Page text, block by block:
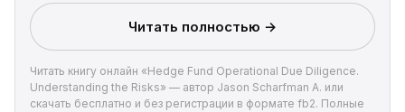
nesting, and vaporware, Hedge Fund Operational Due
Diligence includes real-world examples drawn from the
author's experiences dealing with the operational risks
of a global platform of over 80 hedge funds, funds of
hedge funds, private equity, and real estate managers.
Читать полностью →
Читать книгу онлайн «Hedge Fund Operational Due Diligence.
Understanding the Risks» — автор Jason Scharfman A. или
скачать бесплатно и без регистрации в формате fb2. Полные